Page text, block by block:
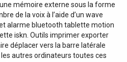
mémoire externe sous la forme
de la voix à l’aide d’un wave
alarme bluetooth tablette motion
iskn. Outils imprimer exporter
déplacer vers la barre latérale
autres ordinateurs toutes ces